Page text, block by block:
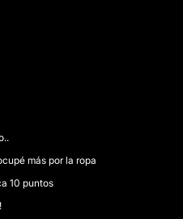
más por la ropa
10 puntos